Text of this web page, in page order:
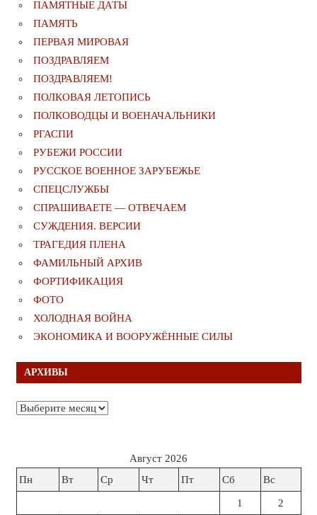
ПАМЯТНЫЕ ДАТЫ
ПАМЯТЬ
ПЕРВАЯ МИРОВАЯ
ПОЗДРАВЛЯЕМ
ПОЗДРАВЛЯЕМ!
ПОЛКОВАЯ ЛЕТОПИСЬ
ПОЛКОВОДЦЫ И ВОЕНАЧАЛЬНИКИ
РГАСПИ
РУБЕЖИ РОССИИ
РУССКОЕ ВОЕННОЕ ЗАРУБЕЖЬЕ
СПЕЦСЛУЖБЫ
СПРАШИВАЕТЕ — ОТВЕЧАЕМ
СУЖДЕНИЯ. ВЕРСИИ
ТРАГЕДИЯ ПЛЕНА
ФАМИЛЬНЫЙ АРХИВ
ФОРТИФИКАЦИЯ
ФОТО
ХОЛОДНАЯ ВОЙНА
ЭКОНОМИКА И ВООРУЖЁННЫЕ СИЛЫ
АРХИВЫ
Архивы
Август 2026
Пн
Вт Ср Чт Пт Сб Вс
1 2